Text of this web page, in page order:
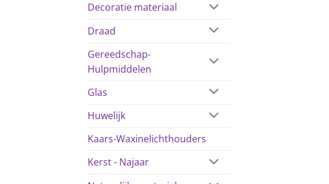
Decoratie materiaal
Draad
Gereedschap-
Hulpmiddelen
Glas
Huwelijk
Kaars-Waxinelichthouders
Kerst - Najaar